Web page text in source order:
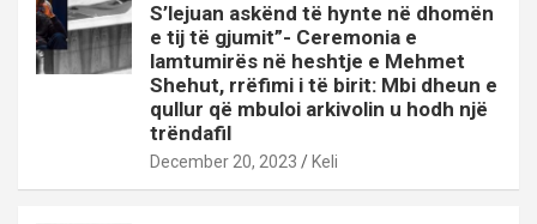
S’lejuan askënd të hynte në dhomën
e tij të gjumit”- Ceremonia e
lamtumirës në heshtje e Mehmet
Shehut, rrëfimi i të birit: Mbi dheun e
qullur që mbuloi arkivolin u hodh një
trëndafil
December 20, 2023 Keli